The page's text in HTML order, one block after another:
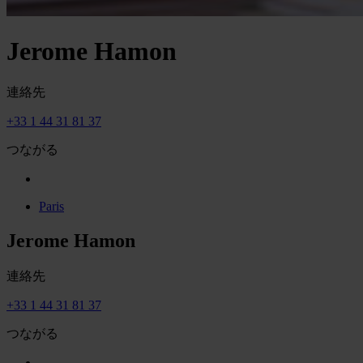
Jerome Hamon
連絡先
+33 1 44 31 81 37
つながる
Paris
Jerome Hamon
連絡先
+33 1 44 31 81 37
つながる